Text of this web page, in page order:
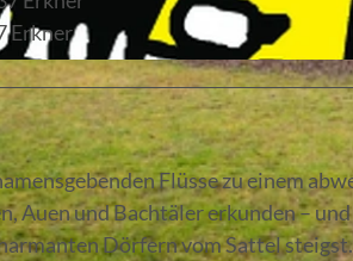
Erkner
Flüsse zu einem
Auen und Bachtäler erkunden –
Dörfern vom Sattel